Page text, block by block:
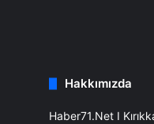
Hakkımızda
Haber71.Net I